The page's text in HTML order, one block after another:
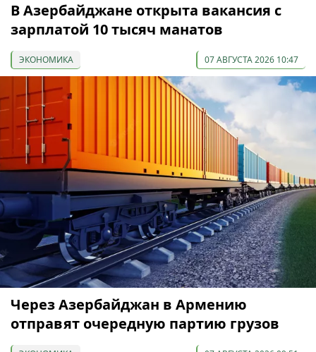
В Азербайджане открыта вакансия с
зарплатой 10 тысяч манатов
ЭКОНОМИКА 07 АВГУСТА 2026 10:47
Через Азербайджан в Армению
отправят очередную партию грузов